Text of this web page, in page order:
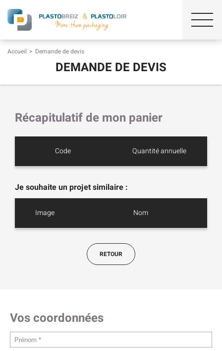
Accueil Demande de devis
DEMANDE DE DEVIS
Récapitulatif de mon panier
Code Quantité annuelle
Je souhaite un projet similaire :
Image Nom
RETOUR
Vos coordonnées